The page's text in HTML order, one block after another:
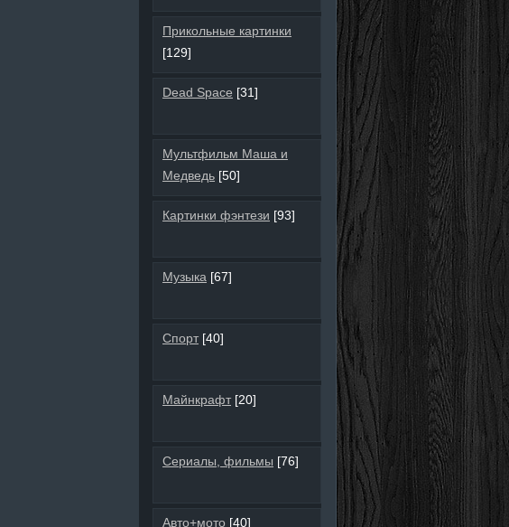
Прикольные картинки
[129]
Dead Space [31]
Мультфильм Маша и
Медведь [50]
Картинки фэнтези [93]
Музыка [67]
Спорт [40]
Майнкрафт [20]
Сериалы, фильмы [76]
Авто+мото [40]